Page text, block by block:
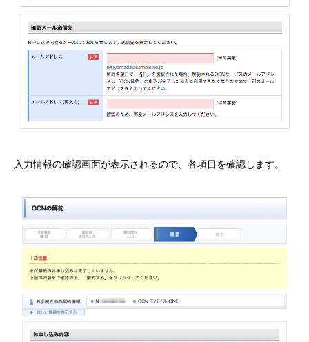
入力情報の確認画面が表示されるので、各項目を確認します。